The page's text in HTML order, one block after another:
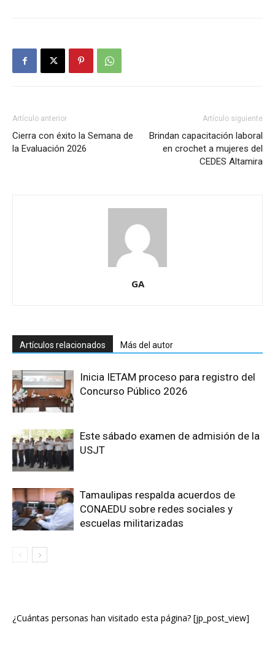
Artículo anterior
Cierra con éxito la Semana de
la Evaluación 2026
Artículo siguiente
Brindan capacitación laboral
en crochet a mujeres del
CEDES Altamira
GA
Artículos relacionados Más del autor
Inicia IETAM proceso para registro del
Concurso Público 2026
Este sábado examen de admisión de la
USJT
Tamaulipas respalda acuerdos de
CONAEDU sobre redes sociales y
escuelas militarizadas
¿Cuántas personas han visitado esta página? [jp_post_view]